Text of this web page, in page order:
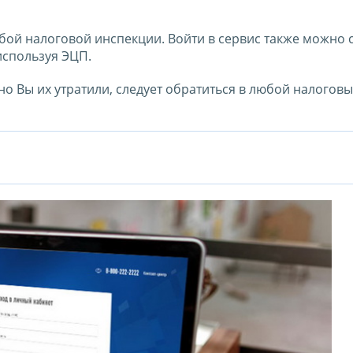
налоговой инспекции. Войти в сервис также
ЭЦП.
их утратили, следует обратиться в любой